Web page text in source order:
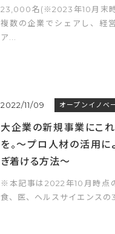
23,000名(※2023年10月末
複数の企業でシェアし、経
ア...
2022/11/09 オープンイノベ
大企業の新規事業にこ
を。～プロ人材の活用
ぎ着ける方法～
※本記事は2022年10月時点
食、医、ヘルスサイエンスの